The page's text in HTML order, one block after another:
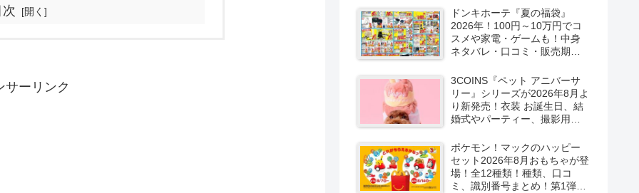
サーリンク
2026/8/8より新発売！
ドンキホーテ『夏の福袋』
2026年！100円～10万円でコ
スメや家電・ゲームも！中身
ネタバレ・口コミ・販売期
3COINS『ペット アニバーサ
リー』シリーズが2026年8月よ
り新発売！衣装 お誕生日、結
婚式やパーティー、撮影用グ
ポケモン！マックのハッピー
セット2026年8月おもちゃが登
場！全12種類！種類、口コ
ミ、識別番号まとめ！第1弾は